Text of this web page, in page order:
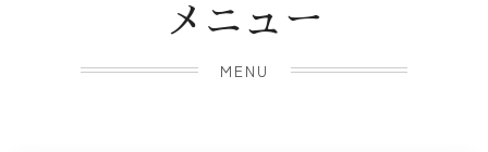
メニュー
MENU